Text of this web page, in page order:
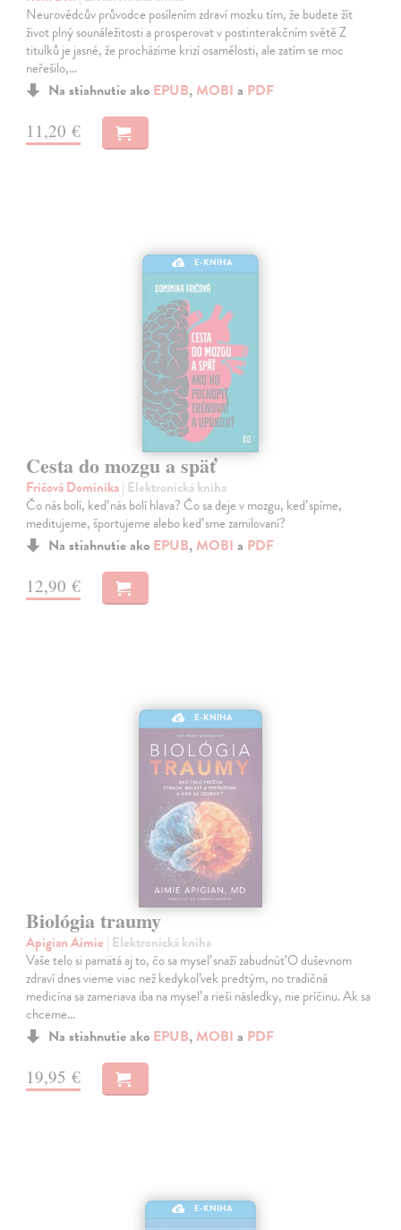
Neurovědcův průvodce posílením zdraví mozku tím, že budete žít
život plný sounáležitosti a prosperovat v postinterakčním světě Z
titulků je jasné, že procházíme krizí osamělosti, ale zatím se moc
neřešilo,…
Na stiahnutie ako EPUB, MOBI a PDF
11,20 €
E-KNIHA
Cesta do mozgu a späť
Fričová Dominika| Elektronická kniha
Čo nás bolí, keď nás bolí hlava? Čo sa deje v mozgu, keď spíme,
meditujeme, športujeme alebo keď sme zamilovaní?
Na stiahnutie ako EPUB, MOBI a PDF
12,90 €
E-KNIHA
Biológia traumy
Apigian Aimie | Elektronická kniha
Vaše telo si pamätá aj to, čo sa myseľ snaží zabudnúť O duševnom
zdraví dnes vieme viac než kedykoľvek predtým, no tradičná
medicína sa zameriava iba na myseľ a rieši následky, nie príčinu. Ak sa
chceme…
Na stiahnutie ako EPUB, MOBI a PDF
19,95 €
E-KNIHA